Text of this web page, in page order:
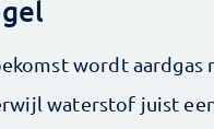
wordt
waterstof juist